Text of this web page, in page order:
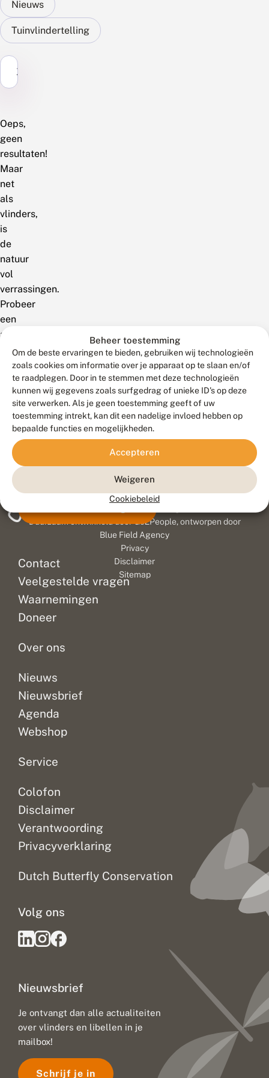
Beheer toestemming
Om de beste ervaringen te bieden, gebruiken wij technologieën
zoals cookies om informatie over je apparaat op te slaan en/of
te raadplegen. Door in te stemmen met deze technologieën
kunnen wij gegevens zoals surfgedrag of unieke ID's op deze
site verwerken. Als je geen toestemming geeft of uw
toestemming intrekt, kan dit een nadelige invloed hebben op
bepaalde functies en mogelijkheden.
Accepteren
Weigeren
Cookiebeleid
Nieuws
Tuinvlindertelling
Zoek...
Oeps,
geen
resultaten!
Maar
net
als
vlinders,
is
de
natuur
vol
verrassingen.
Probeer
een
andere
zoekterm!
Contact
Veelgestelde vragen
Waarnemingen
Doneer
Over ons
Nieuws
Nieuwsbrief
Agenda
Webshop
Service
Colofon
Disclaimer
Verantwoording
Privacyverklaring
Dutch Butterfly Conservation
Nieuwsbrief
Je ontvangt dan alle actualiteiten
over vlinders en libellen in je
mailbox!
Schrijf je in
Volg ons
Duurzaam ontwikkeld door
Go2People, ontworpen door
Blue Field Agency
Privacy
Disclaimer
Sitemap